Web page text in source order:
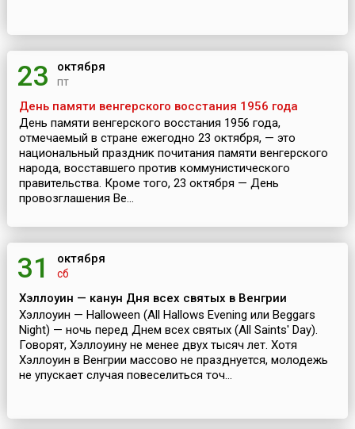
23 октября
пт
День памяти венгерского восстания 1956 года
День памяти венгерского восстания 1956 года,
отмечаемый в стране ежегодно 23 октября, — это
национальный праздник почитания памяти венгерского
народа, восставшего против коммунистического
правительства. Кроме того, 23 октября — День
провозглашения Ве...
31 октября
сб
Хэллоуин — канун Дня всех святых в Венгрии
Хэллоуин — Halloween (All Hallows Evening или Beggars
Night) — ночь перед Днем всех святых (All Saints' Day).
Говорят, Хэллоуину не менее двух тысяч лет. Хотя
Хэллоуин в Венгрии массово не празднуется, молодежь
не упускает случая повеселиться точ...